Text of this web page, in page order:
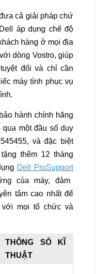
cả giải pháp chứ
áp dụng chế độ
hàng ở mọi địa
dòng Vostro, giúp
đối và chỉ cần
máy tính phục vụ
hành chính hãng
một đầu số duy
và đặc biệt
tặng thêm 12 tháng
Dell ProSupport
của máy, đảm
tâm cao nhất để
với mọi tổ chức và
THÔNG SỐ KĨ
THUẬT